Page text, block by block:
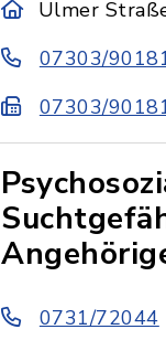
Ulmer
07303/
07303/
0731/72044